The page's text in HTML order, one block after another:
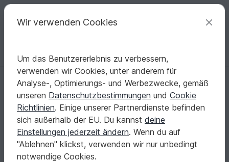
Deine kreativen Ideen
Deutsch | € (EUR) einloggen Kostenlos registrieren
Startseite Häkeln Haus & Deko Blumen & Pflanzen
Petra Perles bezaubernder Blumen&Brautstrauß
Petra Perles bezaubernder
Blumen&Brautstrauß
Wir verwenden Cookies
Um das Benutzererlebnis zu verbessern,
verwenden wir Cookies, unter anderem für
Analyse-, Optimierungs- und Werbezwecke, gemäß
unseren Datenschutzbestimmungen und Cookie
Richtlinien. Einige unserer Partnerdienste befinden
sich außerhalb der EU. Du kannst deine
Einstellungen jederzeit ändern. Wenn du auf
"Ablehnen" klickst, verwenden wir nur unbedingt
notwendige Cookies.